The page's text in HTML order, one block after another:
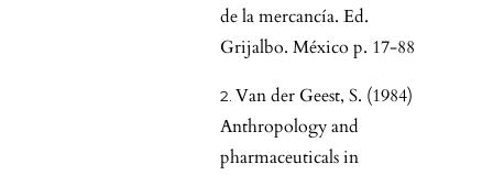
de la mercancía. Ed.
Grijalbo. México p. 17-88
Van der Geest, S. (1984)
Anthropology and
pharmaceuticals in